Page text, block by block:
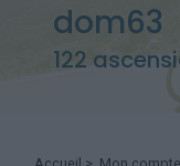
dom63
122